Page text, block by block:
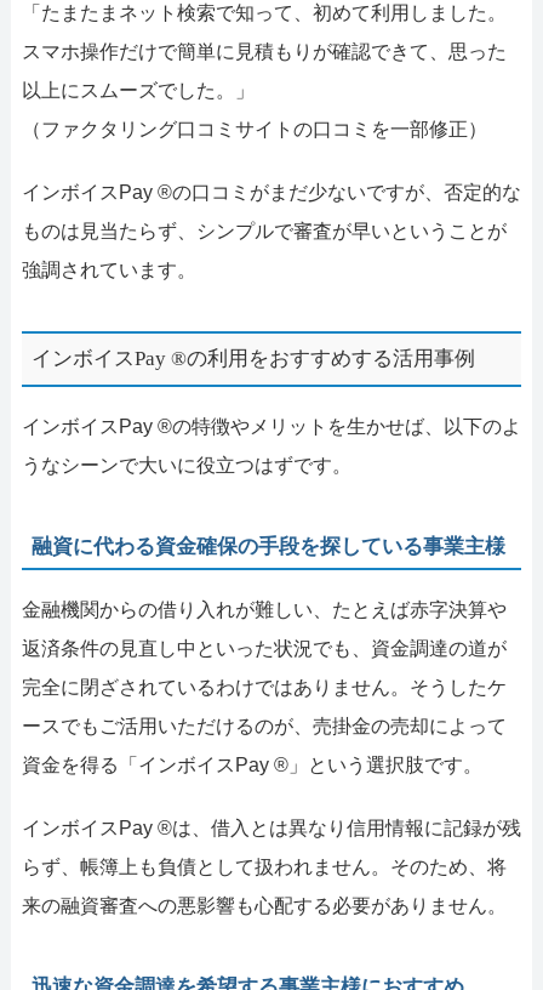
「たまたまネット検索で知って、初めて利用しました。
スマホ操作だけで簡単に見積もりが確認できて、思った
以上にスムーズでした。」
（ファクタリング口コミサイトの口コミを一部修正）
インボイスPay ®の口コミがまだ少ないですが、否定的な
ものは見当たらず、シンプルで審査が早いということが
強調されています。
インボイスPay ®の利用をおすすめする活用事例
インボイスPay ®の特徴やメリットを生かせば、以下のよ
うなシーンで大いに役立つはずです。
融資に代わる資金確保の手段を探している事業主様
金融機関からの借り入れが難しい、たとえば赤字決算や
返済条件の見直し中といった状況でも、資金調達の道が
完全に閉ざされているわけではありません。そうしたケ
ースでもご活用いただけるのが、売掛金の売却によって
資金を得る「インボイスPay ®」という選択肢です。
インボイスPay ®は、借入とは異なり信用情報に記録が残
らず、帳簿上も負債として扱われません。そのため、将
来の融資審査への悪影響も心配する必要がありません。